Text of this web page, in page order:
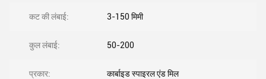
कट की लंबाई: 3-150 मिमी
कुल लंबाई: 50-200
प्रकार: कार्बाइड स्पाइरल एंड मिल